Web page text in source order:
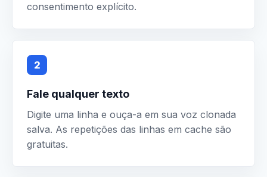
consentimento explícito.
2
Fale qualquer texto
Digite uma linha e ouça-a em sua voz clonada
salva. As repetições das linhas em cache são
gratuitas.